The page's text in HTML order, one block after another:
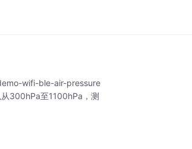
wifi-ble-air-pressure
300hPa至1100hPa，测